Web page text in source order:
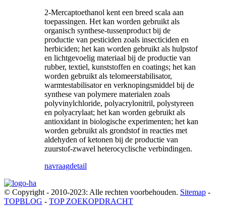
2-Mercaptoethanol kent een breed scala aan
toepassingen. Het kan worden gebruikt als
organisch synthese-tussenproduct bij de
productie van pesticiden zoals insecticiden en
herbiciden; het kan worden gebruikt als hulpstof
en lichtgevoelig materiaal bij de productie van
rubber, textiel, kunststoffen en coatings; het kan
worden gebruikt als telomeerstabilisator,
warmtestabilisator en verknopingsmiddel bij de
synthese van polymere materialen zoals
polyvinylchloride, polyacrylonitril, polystyreen
en polyacrylaat; het kan worden gebruikt als
antioxidant in biologische experimenten; het kan
worden gebruikt als grondstof in reacties met
aldehyden of ketonen bij de productie van
zuurstof-zwavel heterocyclische verbindingen.
navraagdetail
© Copyright - 2010-2023: Alle rechten voorbehouden. Sitemap -
TOPBLOG - TOP ZOEKOPDRACHT